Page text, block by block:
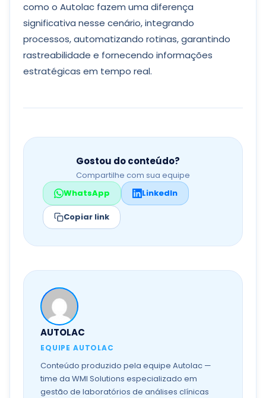
como o Autolac fazem uma diferença
significativa nesse cenário, integrando
processos, automatizando rotinas, garantindo
rastreabilidade e fornecendo informações
estratégicas em tempo real.
Gostou do conteúdo?
Compartilhe com sua equipe
WhatsApp
LinkedIn
Copiar link
AUTOLAC
EQUIPE AUTOLAC
Conteúdo produzido pela equipe Autolac —
time da WMI Solutions especializado em
gestão de laboratórios de análises clínicas